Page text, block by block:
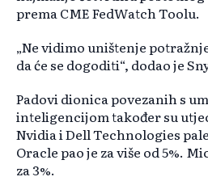
prema CME FedWatch Toolu.
„Ne vidimo uništenje
da će se dogoditi“, dodao je
Padovi dionica povezanih s
inteligencijom također su
Nvidia i Dell Technologies pale
Oracle pao je za više od 5%.
za 3%.